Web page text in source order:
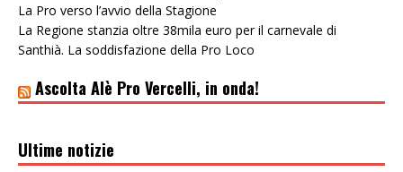
La Pro verso l’avvio della Stagione
La Regione stanzia oltre 38mila euro per il carnevale di
Santhià. La soddisfazione della Pro Loco
Ascolta Alè Pro Vercelli, in onda!
Ultime notizie